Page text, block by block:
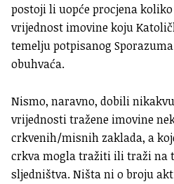
postoji li uopće procjena
vrijednost imovine koju
temelju potpisanog
obuhvaća.
Nismo, naravno, dobili
vrijednosti tražene imovine
crkvenih/misnih zaklada, a
crkva mogla tražiti ili traži na
sljedništva. Ništa ni o broju